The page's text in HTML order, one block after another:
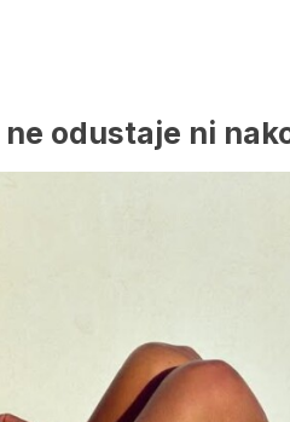
odustaje ni